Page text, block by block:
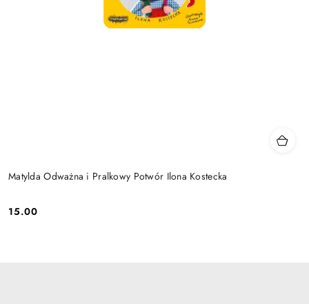
Matylda Odważna i Pralkowy Potwór Ilona Kostecka
Cena:
15.00